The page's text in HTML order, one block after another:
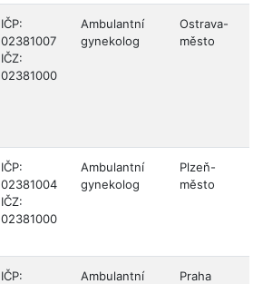
IČP:
02381007
IČZ:
02381000
Ambulantní
gynekolog
Ostrava-
město
IČP:
02381004
IČZ:
02381000
Ambulantní
gynekolog
Plzeň-
město
IČP:
Ambulantní
Praha